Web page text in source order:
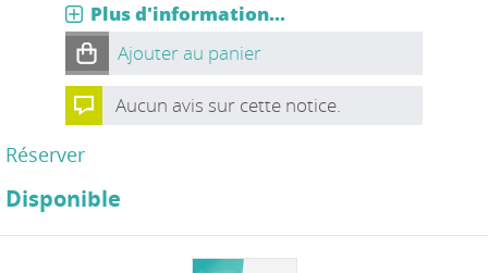
Plus d'information...
Ajouter au panier
Aucun avis sur cette notice.
Réserver
Disponible